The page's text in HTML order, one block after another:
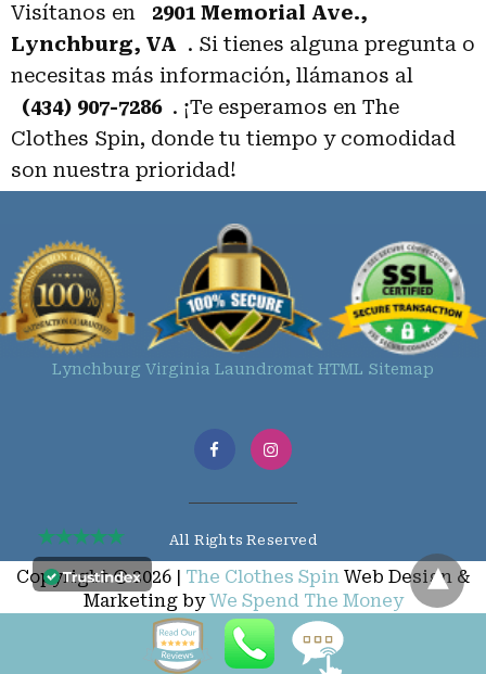
Visítanos en
2901 Memorial Ave.,
Lynchburg, VA . Si tienes alguna pregunta o
necesitas más información, llámanos al
(434) 907-7286 . ¡Te esperamos en The
Clothes Spin, donde tu tiempo y comodidad
son nuestra prioridad!
Lynchburg Virginia Laundromat HTML Sitemap
All Rights Reserved
Copyright © 2026 | The Clothes Spin Web Design &
Marketing byWe Spend The Money